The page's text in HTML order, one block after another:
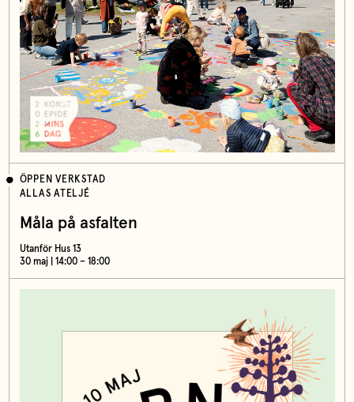
ÖPPEN VERKSTAD
ALLAS ATELJÉ
Måla på asfalten
Utanför Hus 13
30 maj | 14:00 – 18:00